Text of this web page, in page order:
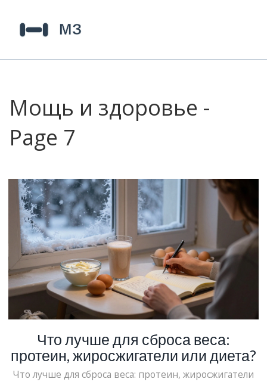
Мощь и здоровье -
Page 7
Что лучше для сброса веса:
протеин, жиросжигатели или диета?
Что лучше для сброса веса: протеин, жиросжигатели